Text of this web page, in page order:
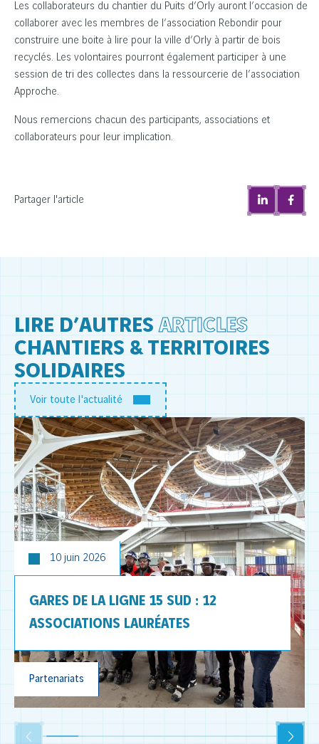
Les collaborateurs du chantier du Puits d’Orly auront l’occasion de
collaborer avec les membres de l’association Rebondir pour
construire une boite à lire pour la ville d’Orly à partir de bois
recyclés. Les volontaires pourront également participer à une
session de tri des collectes dans la ressourcerie de l’association
Approche.
Nous remercions chacun des participants, associations et
collaborateurs pour leur implication.
Partager l'article
LIRE D’AUTRESARTICLES
CHANTIERS & TERRITOIRES
SOLIDAIRES
Voir toute l'actualité
10 juin 2026
GARES DE LA LIGNE 15 SUD : 12
ASSOCIATIONS LAURÉATES
Partenariats